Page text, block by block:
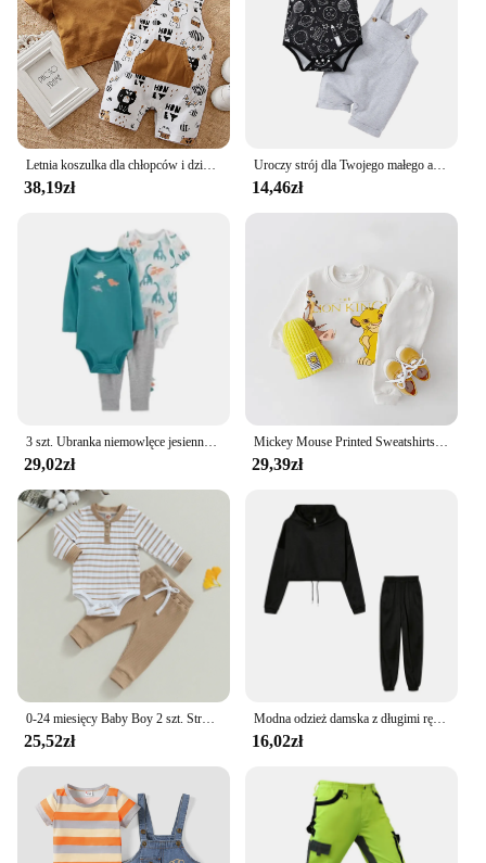
Letnia koszulka dla chłopców i dziewcząt z kreskówka niedźwiedź brunatny bawełnianym wygodny krótki rękaw z nadrukiem + spodnie w paski dwuczęściowy zestaw
38,19zł
Uroczy strój dla Twojego małego astronauty: Romper z nadruk kosmosu dla chłopców i solidna zestaw spodenek
14,46zł
3 szt. Ubranka niemowlęce jesienne niemowlę noworodek ubranka body + spodnie zwierzęce strój niemowlęcy piżama czysta zestawy bawełniane kombinezon 0-24M
29,02zł
Mickey Mouse Printed Sweatshirts Sets Child New Style O-neck Hoodies +Trousers Baby Boys Casual Fashion Cartoon Gray Tracksuits
29,39zł
0-24 miesięcy Baby Boy 2 szt. Stroje z długim rękawem nadruk w paski Romper + zestaw spodni niemowlę chłopcy wiosna jesień ciepłe ubrania zestaw
25,52zł
Modna odzież damska z długimi rękawami sportowa garnitur Casual talia dwuczęściowa komplet
16,02zł